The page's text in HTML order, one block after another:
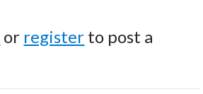
or register to post a